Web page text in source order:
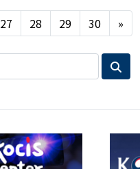
27 28 29 30 »